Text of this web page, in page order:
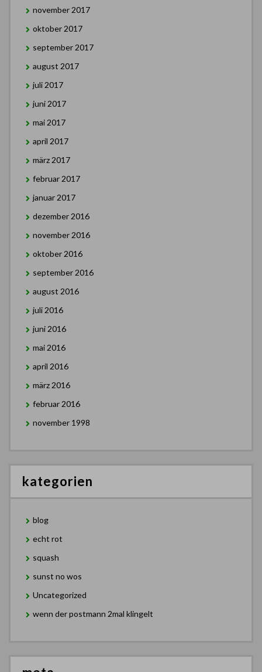
november 2017
oktober 2017
september 2017
august 2017
juli 2017
juni 2017
mai 2017
april 2017
märz 2017
februar 2017
januar 2017
dezember 2016
november 2016
oktober 2016
september 2016
august 2016
juli 2016
juni 2016
mai 2016
april 2016
märz 2016
februar 2016
november 1998
kategorien
blog
echt rot
squash
sunst no wos
Uncategorized
wenn der postmann 2mal klingelt